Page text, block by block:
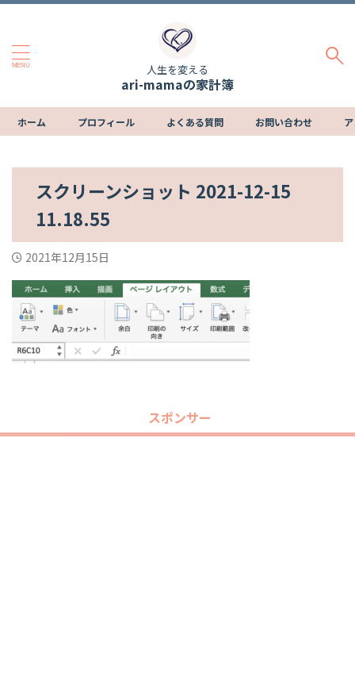
人生を変える
ari-mamaの家計簿
ホーム プロフィール よくある質問 お問い合わせ
スクリーンショット 2021-12-15
11.18.55
2021年12月15日
スポンサー